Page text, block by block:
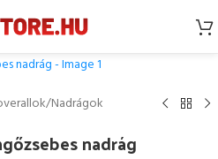
/Nadrágok
nadrág